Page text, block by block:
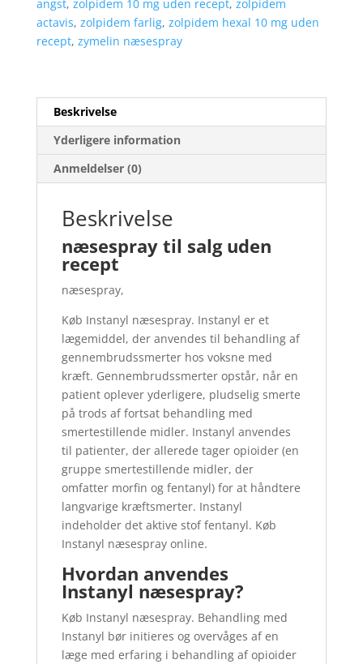
angst, zolpidem 10 mg uden recept, zolpidem
actavis, zolpidem farlig, zolpidem hexal 10 mg uden
recept, zymelin næsespray
Beskrivelse
Yderligere information
Anmeldelser (0)
Beskrivelse
næsespray til salg uden
recept
næsespray,
Køb Instanyl næsespray. Instanyl er et
lægemiddel, der anvendes til behandling af
gennembrudssmerter hos voksne med
kræft. Gennembrudssmerter opstår, når en
patient oplever yderligere, pludselig smerte
på trods af fortsat behandling med
smertestillende midler. Instanyl anvendes
til patienter, der allerede tager opioider (en
gruppe smertestillende midler, der
omfatter morfin og fentanyl) for at håndtere
langvarige kræftsmerter. Instanyl
indeholder det aktive stof fentanyl. Køb
Instanyl næsespray online.
Hvordan anvendes
Instanyl næsespray?
Køb Instanyl næsespray. Behandling med
Instanyl bør initieres og overvåges af en
læge med erfaring i behandling af opioider